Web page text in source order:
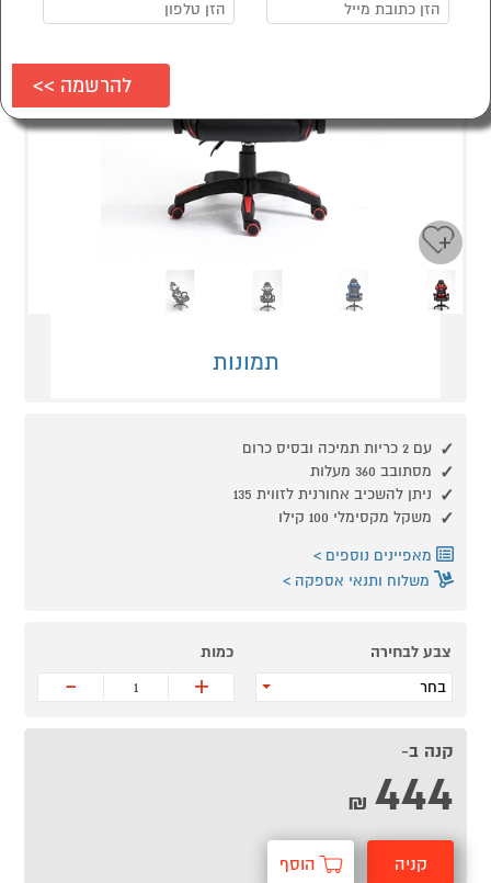
Previous
Next
תמונות
עם 2 כריות תמיכה ובסיס כרום
מסתובב 360 מעלות
ניתן להשכיב אחורנית לזווית 135
משקל מקסימלי 100 קילו
מאפיינים נוספים
משלוח ותנאי אספקה
צבע לבחירה
בחר
כמות
+
-
קנה ב-
444
₪
קניה הוסף